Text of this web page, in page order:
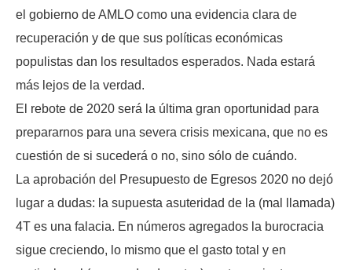
el gobierno de AMLO como una evidencia clara de
recuperación y de que sus políticas económicas
populistas dan los resultados esperados. Nada estará
más lejos de la verdad.
El rebote de 2020 será la última gran oportunidad para
prepararnos para una severa crisis mexicana, que no es
cuestión de si sucederá o no, sino sólo de cuándo.
La aprobación del Presupuesto de Egresos 2020 no dejó
lugar a dudas: la supuesta asuteridad de la (mal llamada)
4T es una falacia. En números agregados la burocracia
sigue creciendo, lo mismo que el gasto total y en